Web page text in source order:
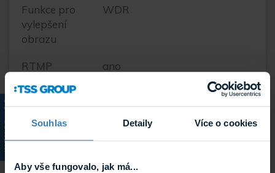
Souhlas Detaily Více o cookies
Aby vše fungovalo, jak má...
KATALOG
Funkce pro
vylepšení
obrazu
WDR
RTMP
ano
Podpora
Slot pro paměťovou kartu,
ONVIF
přísvitu